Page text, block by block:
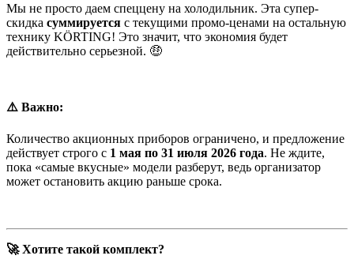
Мы не просто даем спеццену на холодильник. Эта супер-
скидка суммируется с текущими промо-ценами на остальную
технику KÖRTING! Это значит, что экономия будет
действительно серьезной. 🤑
⚠️ Важно:
Количество акционных приборов ограничено, и предложение
действует строго с 1 мая по 31 июля 2026 года. Не ждите,
пока «самые вкусные» модели разберут, ведь организатор
может остановить акцию раньше срока.
🚀 Хотите такой комплект?